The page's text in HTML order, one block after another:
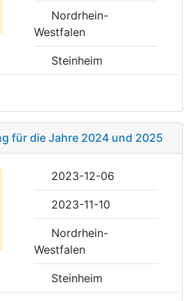
Nordrhein-
Westfalen
Steinheim
für die Jahre 2024 und 2025
2023-12-06
2023-11-10
Nordrhein-
Westfalen
Steinheim